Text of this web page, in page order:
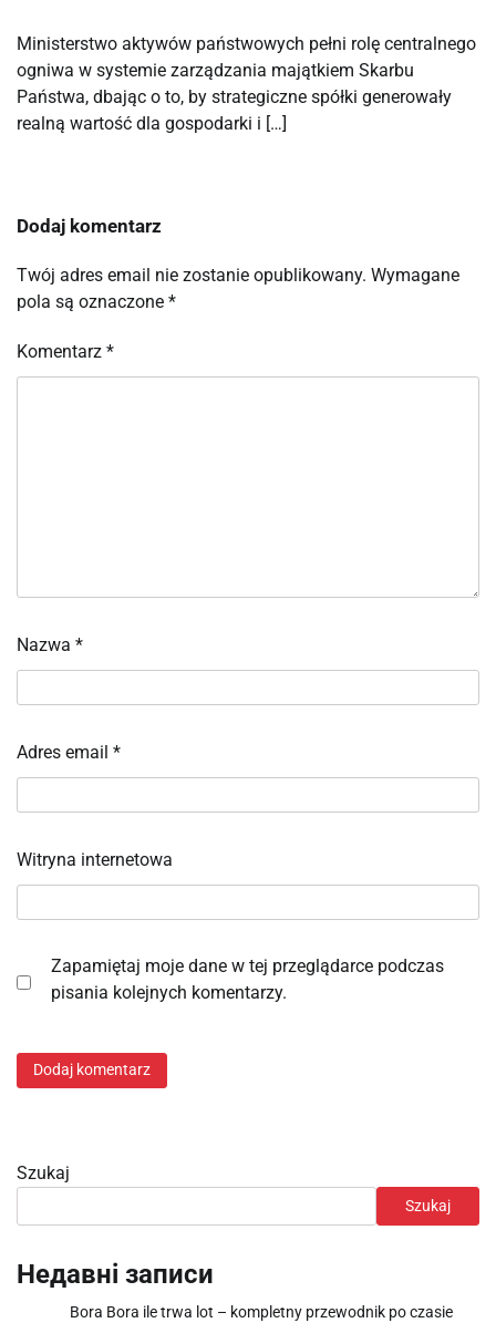
Ministerstwo aktywów państwowych pełni rolę centralnego
ogniwa w systemie zarządzania majątkiem Skarbu
Państwa, dbając o to, by strategiczne spółki generowały
realną wartość dla gospodarki i […]
Dodaj komentarz
Twój adres email nie zostanie opublikowany. Wymagane
pola są oznaczone *
Komentarz *
Nazwa *
Adres email *
Witryna internetowa
Zapamiętaj moje dane w tej przeglądarce podczas
pisania kolejnych komentarzy.
Szukaj
Szukaj
Недавні записи
Bora Bora ile trwa lot – kompletny przewodnik po czasie